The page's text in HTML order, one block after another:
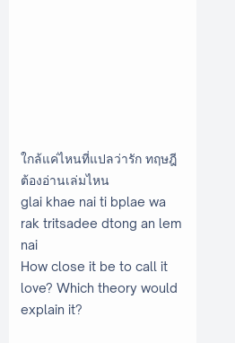
ใกล้แค่ไหนที่แปลว่ารัก ทฤษฎี
ต้องอ่านเล่มไหน
glai khae nai ti bplae wa
rak tritsadee dtong an lem
nai
How close it be to call it
love? Which theory would
explain it?